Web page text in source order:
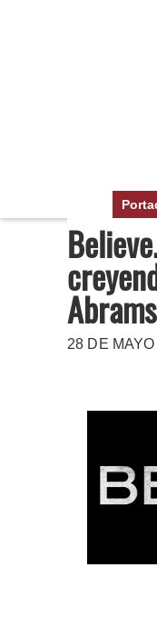
28 DE